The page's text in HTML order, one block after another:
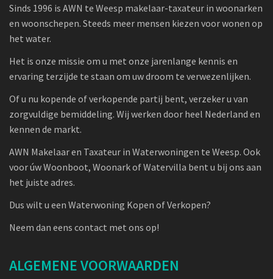
Sinds 1996 is AWN te Weesp makelaar-taxateur in woonarken
en woonschepen. Steeds meer mensen kiezen voor wonen op
het water.
Het is onze missie om u met onze jarenlange kennis en
ervaring terzijde te staan om uw droom te verwezenlijken.
Of u nu kopende of verkopende partij bent, verzeker u van
zorgvuldige bemiddeling. Wij werken door heel Nederland en
kennen de markt.
AWN Makelaar en Taxateur in Waterwoningen te Weesp. Ook
voor úw Woonboot, Woonark of Watervilla bent u bij ons aan
het juiste adres.
Dus wilt u een Waterwoning Kopen of Verkopen?
Neem dan eens contact met ons op!
ALGEMENE VOORWAARDEN